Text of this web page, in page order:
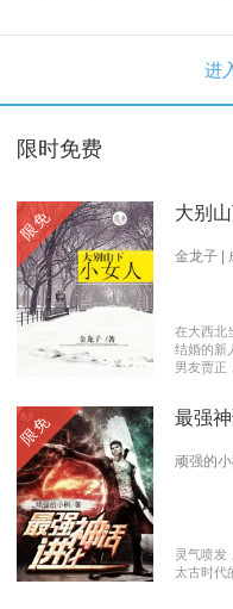
进
限时免费
限免 大别
金龙子 |
在大西北
结婚的新
男友贾正
亲，心脏
着谋生的
遇的缩
限免 最强
顽强的
灵气喷发
太古时代